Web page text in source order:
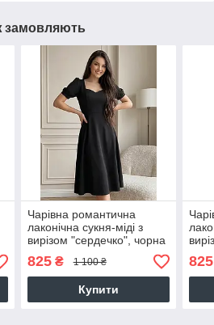
замовляють
Чарівна романтична
лаконічна сукня-міді з
вирізом "сердечко", чорна
825₴ 1 100 ₴
Купити
825